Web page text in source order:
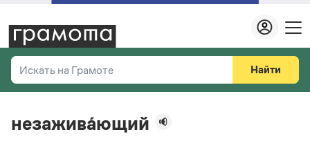
Искать на Грамоте
Справочная служба
Найти
незажива́ющий